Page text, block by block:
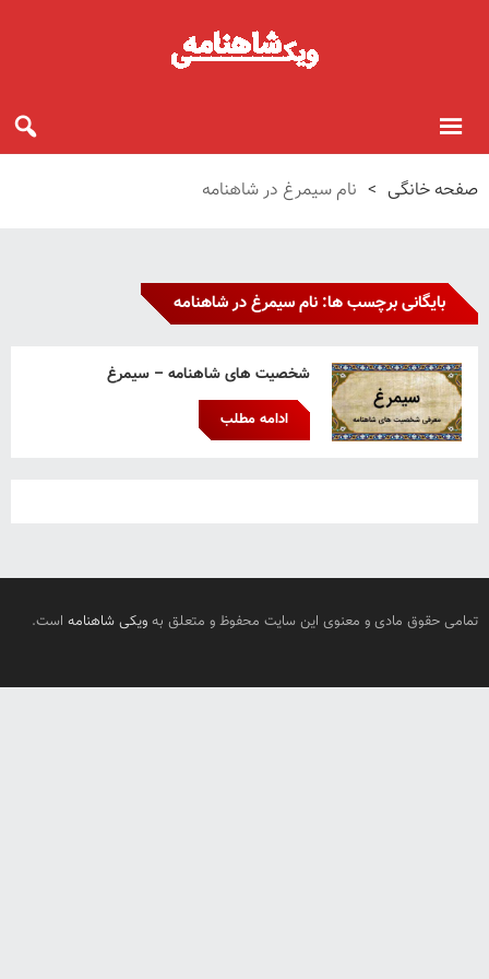
صفحه خانگی > نام سیمرغ در شاهنامه
بایگانی برچسب ها: نام سیمرغ در شاهنامه
شخصیت های شاهنامه – سیمرغ
ادامه مطلب
تمامی حقوق مادی و معنوی این سایت محفوظ و متعلق به ویکی شاهنامه است.